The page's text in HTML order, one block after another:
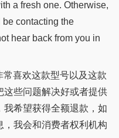
a fresh one. Otherwise,
be contacting the
hear back from you in
喜欢这款型号以及这款
这些问题解决好或者提供
希望获得全额退款，如
我会和消费者权利机构